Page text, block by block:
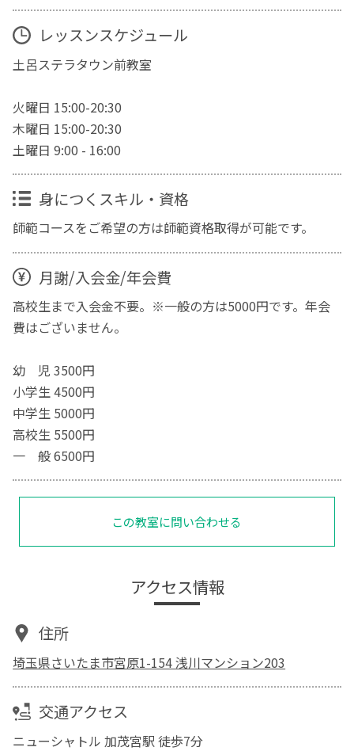
レッスンスケジュール
土呂ステラタウン前教室
火曜日 15:00-20:30
木曜日 15:00-20:30
土曜日 9:00 - 16:00
身につくスキル・資格
師範コースをご希望の方は師範資格取得が可能です。
月謝/入会金/年会費
高校生まで入会金不要。※一般の方は5000円です。年会
費はございません。
幼 児 3500円
小学生 4500円
中学生 5000円
高校生 5500円
一 般 6500円
この教室に問い合わせる
アクセス情報
住所
埼玉県さいたま市宮原1-154 浅川マンション203
交通アクセス
ニューシャトル 加茂宮駅 徒歩7分